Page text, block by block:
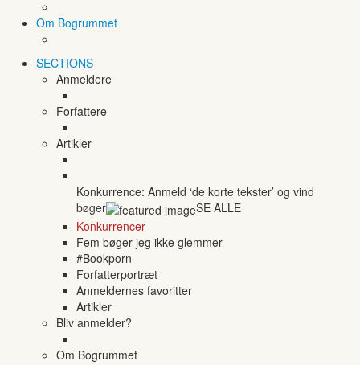
Om Bogrummet
SECTIONS
Anmeldere
Forfattere
Artikler
Konkurrence: Anmeld ‘de korte tekster’ og vind
bøger
SE ALLE
Konkurrencer
Fem bøger jeg ikke glemmer
#Bookporn
Forfatterportræt
Anmeldernes favoritter
Artikler
Bliv anmelder?
Om Bogrummet